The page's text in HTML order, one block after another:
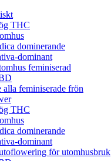
THC
dominerande
dominant
feminiserad
alla feminiserade frön
THC
dominerande
dominant
för utomhusbruk